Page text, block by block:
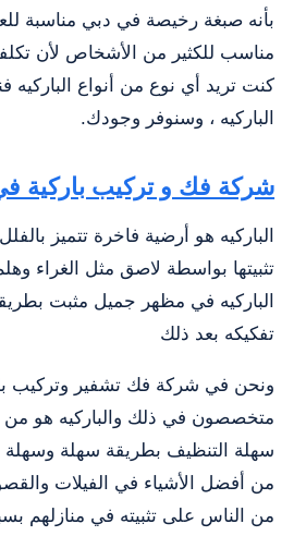
بأنه صبغة رخيصة في دبي مناسبة
مناسب للكثير من الأشخاص لأن
كنت تريد أي نوع من أنواع
الباركيه ، وسنوفر وجودك.
شركة فك و تركيب باركية
الباركيه هو أرضية فاخرة تتميز
تثبيتها بواسطة لاصق مثل الغراء
الباركيه في مظهر جميل مثبت
تفكيكه بعد ذلك
ونحن في شركة فك تشفير وتركيب
متخصصون في ذلك والباركيه هو من
سهلة التنظيف بطريقة سهلة وسهلة
من أفضل الأشياء في الفيلات
من الناس على تثبيته في منازلهم